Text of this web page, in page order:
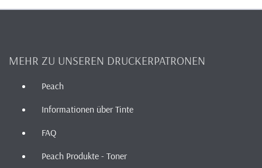
MEHR ZU UNSEREN DRUCKERPATRONEN
Peach
Informationen über Tinte
FAQ
Peach Produkte - Toner